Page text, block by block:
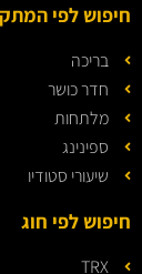
חיפוש לפי
בריכה
חדר כושר
מלתחות
ספינינג
שיעורי סטודיו
חיפוש לפי חוג
TRX